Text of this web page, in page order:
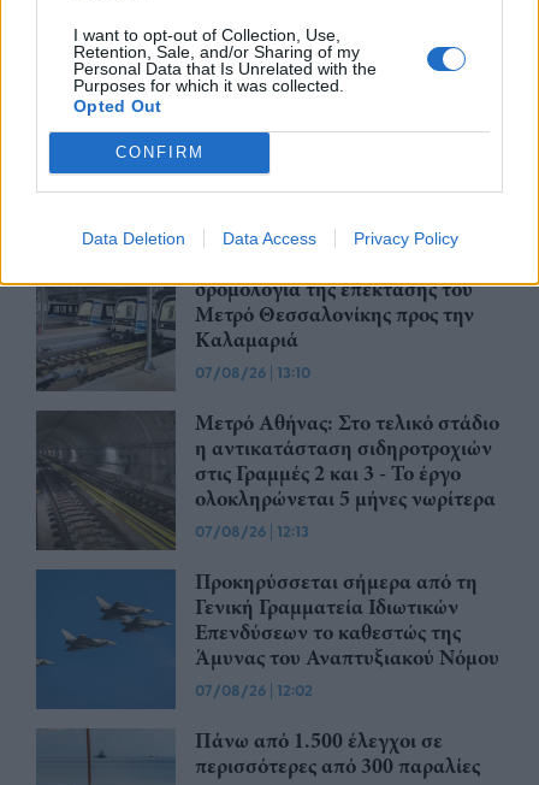
I want to opt-out of Collection, Use,
Retention, Sale, and/or Sharing of my
Personal Data that Is Unrelated with the
Purposes for which it was collected.
Opted Out
CONFIRM
Data Deletion Data Access Privacy Policy
Ηρακλείου Κρήτης στο Καστέλλι
07/08/26|15:16
Οκτωβρίου οι εγκύκλιοι που δεν
θα αναρτώνται στις ιστοσελίδες
των φορέων
δρομολόγια της επέκτασης του
Μετρό Θεσσαλονίκης προς την
Καλαμαριά
07/08/26 | 13:10
Μετρό Αθήνας: Στο τελικό στάδιο
η αντικατάσταση σιδηροτροχιών
στις Γραμμές 2 και 3 - Το έργο
ολοκληρώνεται 5 μήνες νωρίτερα
07/08/26 | 12:13
Προκηρύσσεται σήμερα από τη
Γενική Γραμματεία Ιδιωτικών
Επενδύσεων το καθεστώς της
Άμυνας του Αναπτυξιακού Νόμου
07/08/26 | 12:02
Πάνω από 1.500 έλεγχοι σε
περισσότερες από 300 παραλίες